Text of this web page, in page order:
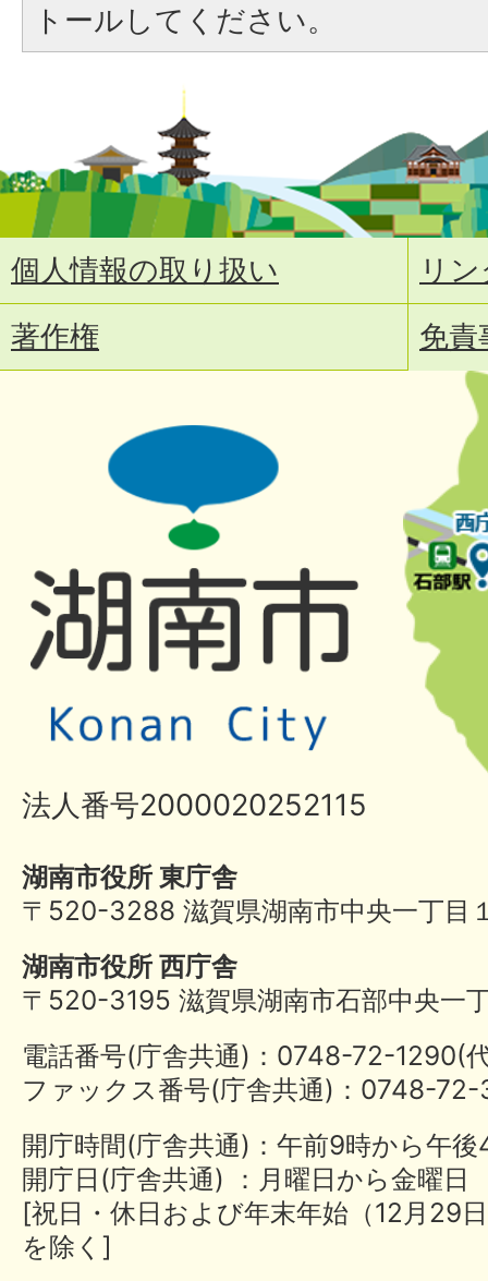
トールしてください。
個人情報の取り扱い
リ
著作権
免責
法人番号2000020252115
湖南市役所 東庁舎
〒520-3288 滋賀県湖南市中央一丁目
湖南市役所 西庁舎
〒520-3195 滋賀県湖南市石部中央一
電話番号(庁舎共通)：0748-72-
ファックス番号(庁舎共通)：0748-
開庁時間(庁舎共通)：午前9時から午
開庁日(庁舎共通) ：月曜日から金曜日
[祝日・休日および年末年始（12月29
を除く]